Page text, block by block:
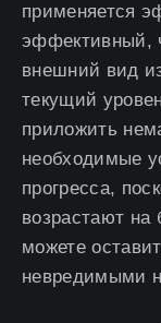
применяется
эффективный,
внешний вид
текущий
приложить
необходимые
прогресса,
возрастают на
можете
невредимыми